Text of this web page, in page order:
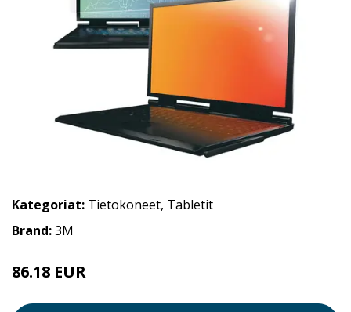
Kategoriat: Tietokoneet, Tabletit
Brand:3M
86.18 EUR